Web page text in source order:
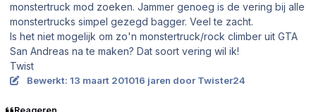
monstertruck mod zoeken. Jammer genoeg is de vering bij alle
monstertrucks simpel gezegd bagger. Veel te zacht.
Is het niet mogelijk om zo'n monstertruck/rock climber uit GTA
San Andreas na te maken? Dat soort vering wil ik!
Twist
Bewerkt: 13 maart 201016 jaren door Twister24